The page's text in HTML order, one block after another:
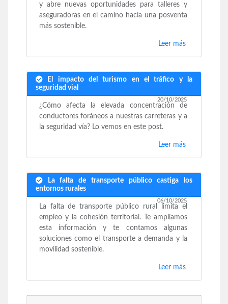
y abre nuevas oportunidades para talleres y
aseguradoras en el camino hacia una posventa
más sostenible.
Leer más
El impacto del turismo en el tráfico y la
seguridad vial
20/10/2025
¿Cómo afecta la elevada concentración de
conductores foráneos a nuestras carreteras y a
la seguridad vía? Lo vemos en este post.
Leer más
La falta de transporte público castiga los
entornos rurales
06/10/2025
La falta de transporte público rural limita el
empleo y la cohesión territorial. Te ampliamos
esta información y te contamos algunas
soluciones como el transporte a demanda y la
movilidad sostenible.
Leer más